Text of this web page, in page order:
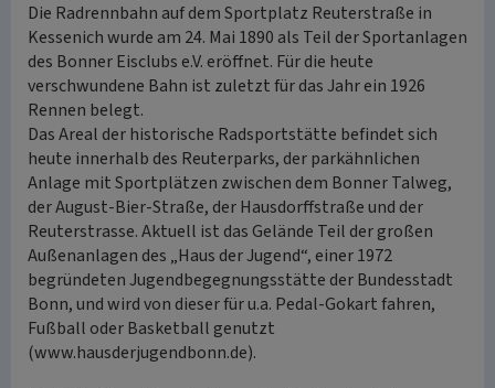
Die Radrennbahn auf dem Sportplatz Reuterstraße in
Kessenich wurde am 24. Mai 1890 als Teil der Sportanlagen
des Bonner Eisclubs e.V. eröffnet. Für die heute
verschwundene Bahn ist zuletzt für das Jahr ein 1926
Rennen belegt.
Das Areal der historische Radsportstätte befindet sich
heute innerhalb des Reuterparks, der parkähnlichen
Anlage mit Sportplätzen zwischen dem Bonner Talweg,
der August-Bier-Straße, der Hausdorffstraße und der
Reuterstrasse. Aktuell ist das Gelände Teil der großen
Außenanlagen des „Haus der Jugend“, einer 1972
begründeten Jugendbegegnungsstätte der Bundesstadt
Bonn, und wird von dieser für u.a. Pedal-Gokart fahren,
Fußball oder Basketball genutzt
(www.hausderjugendbonn.de).